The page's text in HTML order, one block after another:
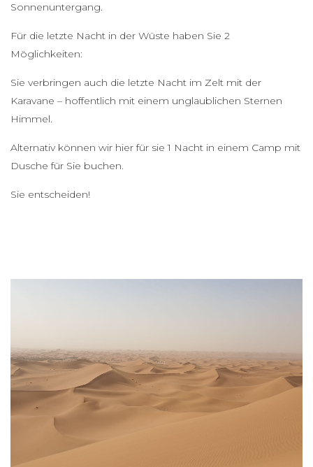
Sonnenuntergang.
Für die letzte Nacht in der Wüste haben Sie 2
Möglichkeiten:
Sie verbringen auch die letzte Nacht im Zelt mit der
Karavane – hoffentlich mit einem unglaublichen Sternen
Himmel.
Alternativ können wir hier für sie 1 Nacht in einem Camp mit
Dusche für Sie buchen.
Sie entscheiden!